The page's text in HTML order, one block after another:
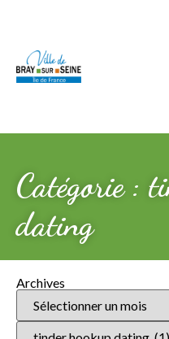
Catégorie :
dating
Archives